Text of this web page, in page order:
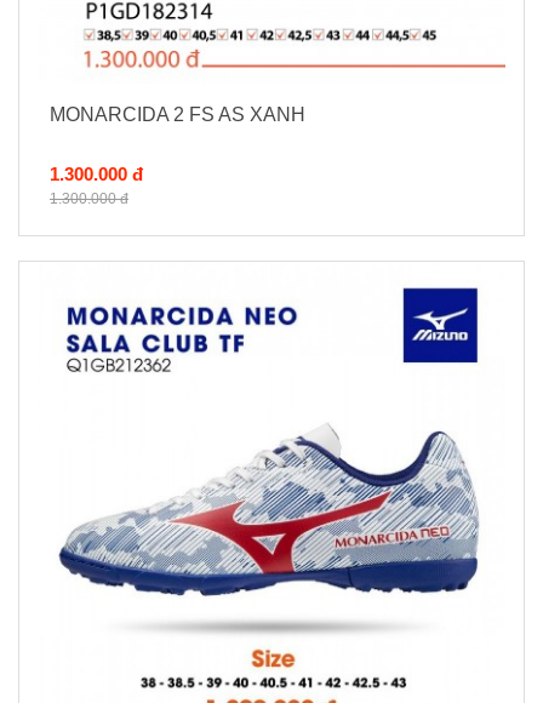
MONARCIDA 2 FS AS XANH
1.300.000 đ
1.300.000 đ